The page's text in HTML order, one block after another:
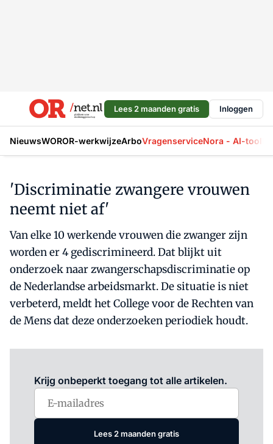
Lees 2 maanden gratis Inloggen
NieuwsWOROR-werkwijzeArboVragenserviceNora - AI-tool
'Discriminatie zwangere vrouwen
neemt niet af'
Van elke 10 werkende vrouwen die zwanger zijn
worden er 4 gediscrimineerd. Dat blijkt uit
onderzoek naar zwangerschapsdiscriminatie op
de Nederlandse arbeidsmarkt. De situatie is niet
verbeterd, meldt het College voor de Rechten van
de Mens dat deze onderzoeken periodiek houdt.
Krijg onbeperkt toegang tot alle artikelen.
Lees 2 maanden gratis